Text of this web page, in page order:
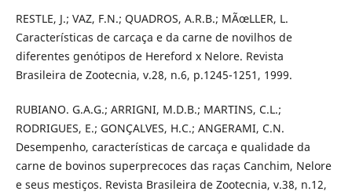
RESTLE, J.; VAZ, F.N.; QUADROS, A.R.B.; MÃœLLER, L.
Características de carcaça e da carne de novilhos de
diferentes genótipos de Hereford x Nelore. Revista
Brasileira de Zootecnia, v.28, n.6, p.1245-1251, 1999.
RUBIANO. G.A.G.; ARRIGNI, M.D.B.; MARTINS, C.L.;
RODRIGUES, E.; GONÇALVES, H.C.; ANGERAMI, C.N.
Desempenho, características de carcaça e qualidade da
carne de bovinos superprecoces das raças Canchim, Nelore
e seus mestiços. Revista Brasileira de Zootecnia, v.38, n.12,